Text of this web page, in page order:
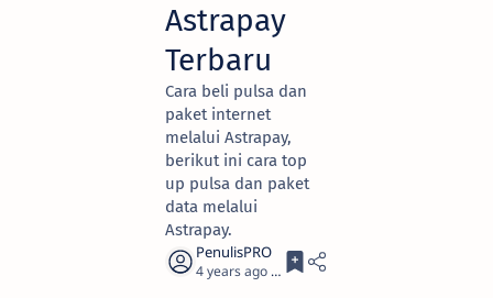
Astrapay
Terbaru
Cara beli pulsa dan
paket internet
melalui Astrapay,
berikut ini cara top
up pulsa dan paket
data melalui
Astrapay.
4 years ago 2